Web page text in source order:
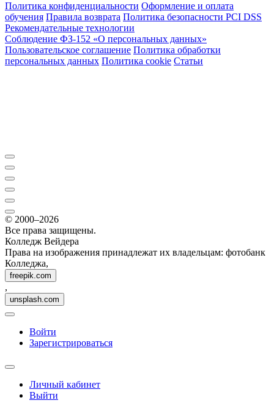
Политика конфиденциальности Оформление и оплата
обучения Правила возврата Политика безопасности PCI DSS
Рекомендательные технологии
Соблюдение ФЗ-152 «О персональ­ных данных»
Пользовательское соглашение Политика обработки
персональных данных Политика cookie Статьи
© 2000–2026
Все права защищены.
Колледж Вейдера
Права на изображения принадлежат их владельцам: фотобанк
Колледжа,
freepik.com
,
unsplash.com
Войти
Зарегистрироваться
Личный кабинет
Выйти